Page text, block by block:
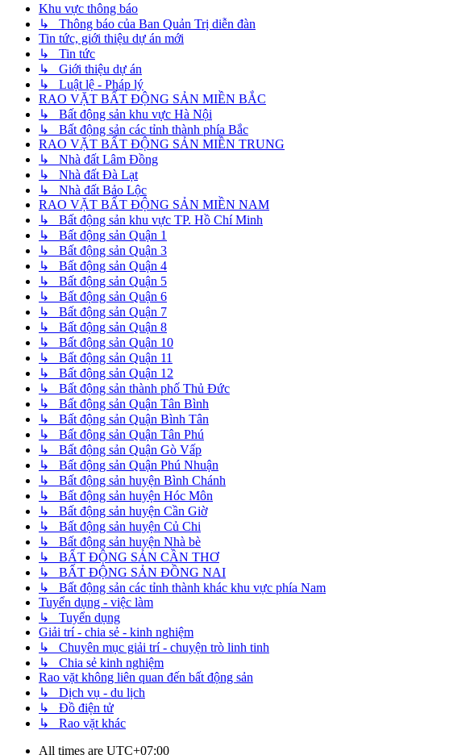
Khu vực thông báo
↳ Thông báo của Ban Quản Trị diễn đàn
Tin tức, giới thiệu dự án mới
↳ Tin tức
↳ Giới thiệu dự án
↳ Luật lệ - Pháp lý
RAO VẶT BẤT ĐỘNG SẢN MIỀN BẮC
↳ Bất động sản khu vực Hà Nội
↳ Bất động sản các tỉnh thành phía Bắc
RAO VẶT BẤT ĐỘNG SẢN MIỀN TRUNG
↳ Nhà đất Lâm Đồng
↳ Nhà đất Đà Lạt
↳ Nhà đất Bảo Lộc
RAO VẶT BẤT ĐỘNG SẢN MIỀN NAM
↳ Bất động sản khu vực TP. Hồ Chí Minh
↳ Bất động sản Quận 1
↳ Bất động sản Quận 3
↳ Bất động sản Quận 4
↳ Bất động sản Quận 5
↳ Bất động sản Quận 6
↳ Bất động sản Quận 7
↳ Bất động sản Quận 8
↳ Bất động sản Quận 10
↳ Bất động sản Quận 11
↳ Bất động sản Quận 12
↳ Bất động sản thành phố Thủ Đức
↳ Bất động sản Quận Tân Bình
↳ Bất động sản Quận Bình Tân
↳ Bất động sản Quận Tân Phú
↳ Bất động sản Quận Gò Vấp
↳ Bất động sản Quận Phú Nhuận
↳ Bất động sản huyện Bình Chánh
↳ Bất động sản huyện Hóc Môn
↳ Bất động sản huyện Cần Giờ
↳ Bất động sản huyện Củ Chi
↳ Bất động sản huyện Nhà bè
↳ BẤT ĐỘNG SẢN CẦN THƠ
↳ BẤT ĐỘNG SẢN ĐỒNG NAI
↳ Bất động sản các tỉnh thành khác khu vực phía Nam
Tuyển dụng - việc làm
↳ Tuyển dụng
Giải trí - chia sẻ - kinh nghiệm
↳ Chuyên mục giải trí - chuyện trò linh tinh
↳ Chia sẻ kinh nghiệm
Rao vặt không liên quan đến bất động sản
↳ Dịch vụ - du lịch
↳ Đồ điện tử
↳ Rao vặt khác
All times are UTC+07:00